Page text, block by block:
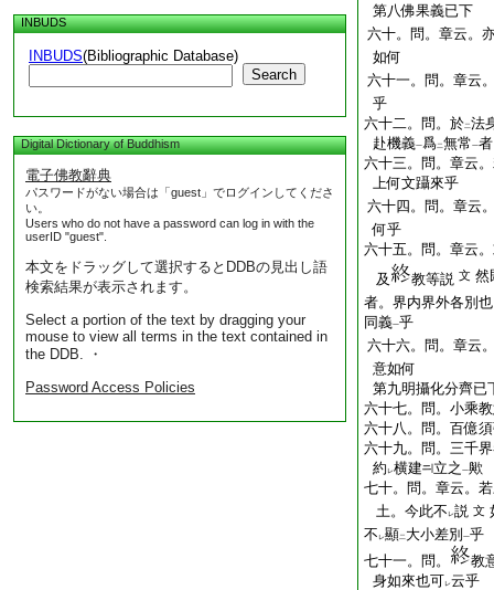
INBUDS
INBUDS(Bibliographic Database)
Search
Digital Dictionary of Buddhism
電子佛教辭典
パスワードがない場合は「guest」でログインしてくださ
い。
Users who do not have a password can log in with the
userID "guest".
本文をドラッグして選択するとDDBの見出し語
検索結果が表示されます。
Select a portion of the text by dragging your
mouse to view all terms in the text contained in
the DDB. ・
Password Access Policies
第八佛果義已下
六十。問。章云。
如何
六十一。問。章云
乎
六十二。問。於二法
赴機義一爲二無常一
六十三。問。章云
上何文躡來乎
六十四。問。章云
何乎
六十五。問。章云
及
教等説 文 然
者。界内界外各別
同義一乎
六十六。問。章云
意如何
第九明攝化分齊已
六十七。問。小乘
六十八。問。百億
六十九。問。三千
約 レ横建 立之 一歟
七十。問。章云。
土。今此不 レ説 文
不 レ顯二 大小差別 一乎
七十一。問。
教
身如來也可レ云乎